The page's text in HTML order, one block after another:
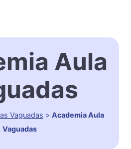
Aula
Vaguadas > Academia Aula
Vaguadas